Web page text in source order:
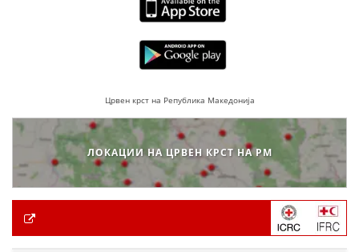
Црвен крст на Република Македонија
ЛОКАЦИИ НА ЦРВЕН КРСТ НА РМ